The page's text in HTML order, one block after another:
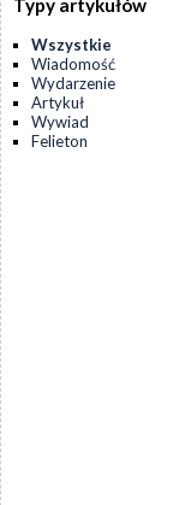
Typy artykułów
Wszystkie
Wiadomość
Wydarzenie
Artykuł
Wywiad
Felieton